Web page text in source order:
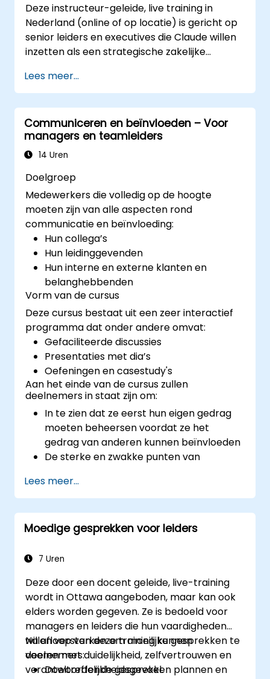
Deze instructeur-geleide, live training in
Nederland (online of op locatie) is gericht op
senior leiders en executives die Claude willen
inzetten als een strategische zakelijke
verbeteren, planning te versnellen en
concurrentievoordeel op te bouwen door AI-
ondersteund leiderschap.
Lees meer...
Communiceren en beïnvloeden – Voor
managers en teamleiders
14 Uren
Doelgroep
Medewerkers die volledig op de hoogte
moeten zijn van alle aspecten rond
communicatie en beïnvloeding:
Hun collega’s
Hun leidinggevenden
Hun interne en externe klanten en
belanghebbenden
Vorm van de cursus
Deze cursus bestaat uit een zeer interactief
programma dat onder andere omvat:
Gefaciliteerde discussies
Presentaties met dia’s
Oefeningen en casestudy's
Aan het einde van de cursus zullen
deelnemers in staat zijn om:
In te zien dat ze eerst hun eigen gedrag
moeten beheersen voordat ze het
gedrag van anderen kunnen beïnvloeden
De sterke en zwakke punten van
begrijpen
Hun interne en externe klanten en
belanghebbenden effectief te managen
Aan te geven hoe ze moeilijke situaties op
Lees meer...
Moedige gesprekken voor leiders
7 Uren
Deze door een docent geleide, live-training
wordt in Ottawa aangeboden, maar kan ook
elders worden gegeven. Ze is bedoeld voor
managers en leiders die hun vaardigheden
willen versterken om moeilijke gesprekken te
voeren met duidelijkheid, zelfvertrouwen en
verantwoordelijkheidsgevoel.
Na afloop van deze training kunnen
deelnemers:
Doeltreffende gesprekken plannen en